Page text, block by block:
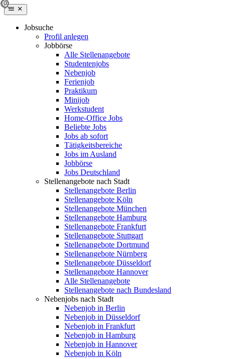
Jobsuche
Profil anlegen
Jobbörse
Alle Stellenangebote
Studentenjobs
Nebenjob
Ferienjob
Praktikum
Minijob
Werkstudent
Home-Office Jobs
Beliebte Jobs
Jobs ab sofort
Tätigkeitsbereiche
Jobs im Ausland
Jobbörse
Jobs Deutschland
Stellenangebote nach Stadt
Stellenangebote Berlin
Stellenangebote Köln
Stellenangebote München
Stellenangebote Hamburg
Stellenangebote Frankfurt
Stellenangebote Stuttgart
Stellenangebote Dortmund
Stellenangebote Nürnberg
Stellenangebote Düsseldorf
Stellenangebote Hannover
Alle Stellenangebote
Stellenangebote nach Bundesland
Nebenjobs nach Stadt
Nebenjob in Berlin
Nebenjob in Düsseldorf
Nebenjob in Frankfurt
Nebenjob in Hamburg
Nebenjob in Hannover
Nebenjob in Köln